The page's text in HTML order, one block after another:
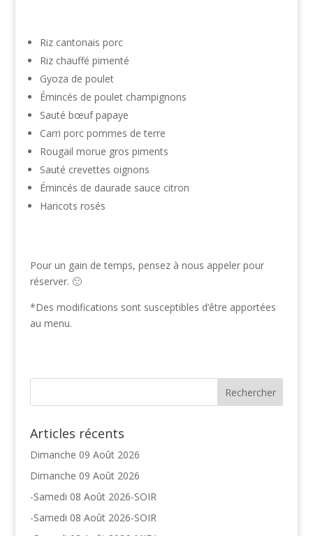
Riz cantonais porc
Riz chauffé pimenté
Gyoza de poulet
Émincés de poulet champignons
Sauté bœuf papaye
Carri porc pommes de terre
Rougail morue gros piments
Sauté crevettes oignons
Émincés de daurade sauce citron
Haricots rosés
Pour un gain de temps, pensez à nous appeler pour
réserver. 🙂
*Des modifications sont susceptibles d’être apportées
au menu.
Articles récents
Dimanche 09 Août 2026
Dimanche 09 Août 2026
-Samedi 08 Août 2026-SOIR
-Samedi 08 Août 2026-SOIR